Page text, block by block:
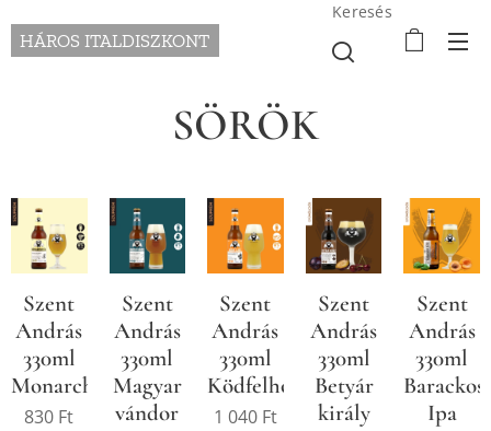
HÁROS ITALDISZKONT
Keresés
SÖRÖK
Szent
András
330ml
Monarchista
830 Ft
Szent
András
330ml
Magyar
vándor
Szent
András
330ml
Ködfelhő
1 040Ft
Szent
András
330ml
Betyár
király
Szent
András
330ml
Barackos
Ipa